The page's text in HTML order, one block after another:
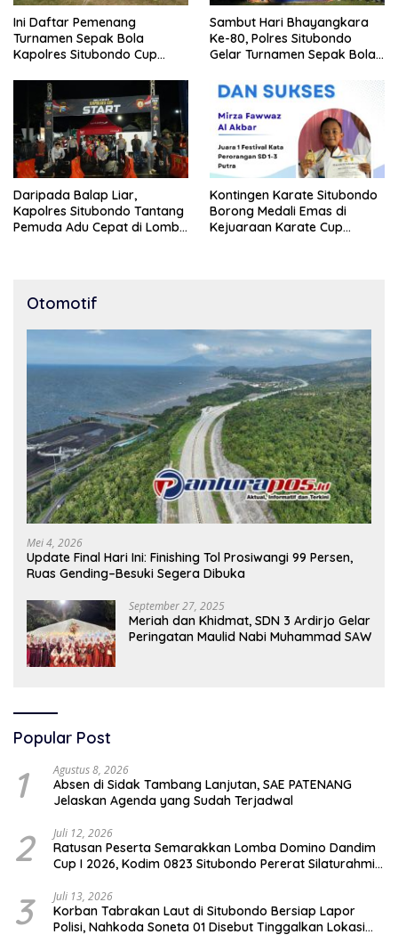
Ini Daftar Pemenang
Turnamen Sepak Bola
Kapolres Situbondo Cup
10 Tahun
Sambut Hari Bhayangkara
Ke-80, Polres Situbondo
Gelar Turnamen Sepak Bola
Daripada Balap Liar,
Kapolres Situbondo Tantang
Pemuda Adu Cepat di Lomba
Kontingen Karate Situbondo
Borong Medali Emas di
Kejuaraan Karate Cup
Otomotif
Mei 4, 2026
Update Final Hari Ini: Finishing Tol Prosiwangi 99 Persen,
Ruas Gending–Besuki Segera Dibuka
September 27, 2025
Meriah dan Khidmat, SDN 3 Ardirjo Gelar
Peringatan Maulid Nabi Muhammad SAW
Popular Post
1 Agustus 8, 2026
Absen di Sidak Tambang Lanjutan, SAE PATENANG
Jelaskan Agenda yang Sudah Terjadwal
2 Juli 12, 2026
Ratusan Peserta Semarakkan Lomba Domino Dandim
Cup I 2026, Kodim 0823 Situbondo Pererat Silaturahmi
3 Juli 13, 2026
Korban Tabrakan Laut di Situbondo Bersiap Lapor
Polisi, Nahkoda Soneta 01 Disebut Tinggalkan Lokasi